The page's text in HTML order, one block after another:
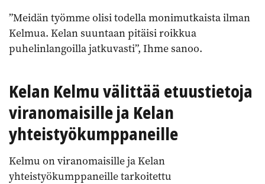
”Meidän työmme olisi todella monimutkaista ilman
Kelmua. Kelan suuntaan pitäisi roikkua
puhelinlangoilla jatkuvasti”, Ihme sanoo.
Kelan Kelmu välittää etuustietoja
viranomaisille ja Kelan
yhteistyökumppaneille
Kelmu on viranomaisille ja Kelan
yhteistyökumppaneille tarkoitettu